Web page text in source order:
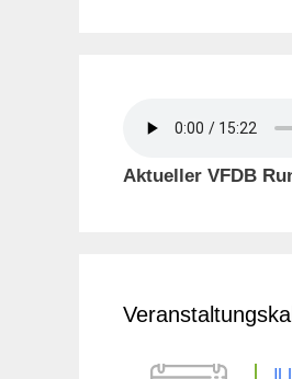
Aktueller VFDB